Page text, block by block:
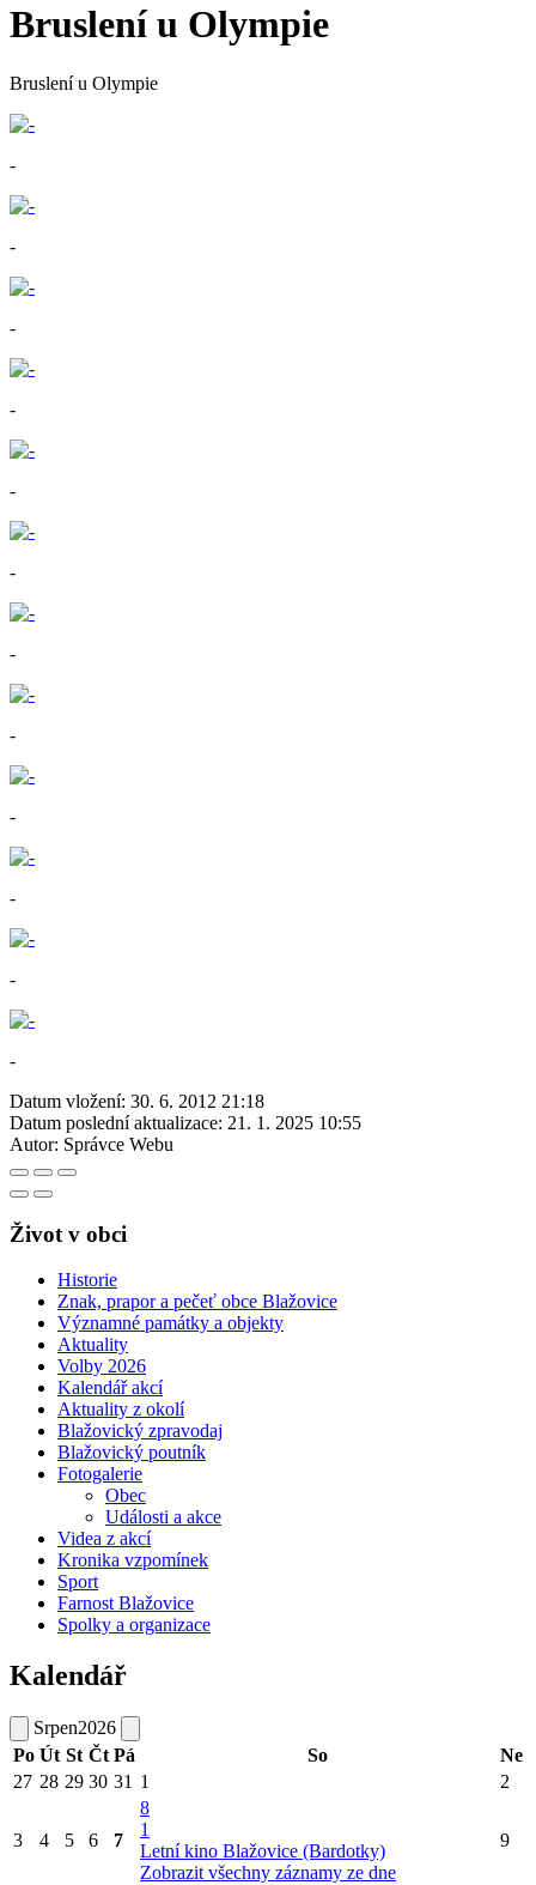
Bruslení u Olympie
Bruslení u Olympie
-
-
-
-
-
-
-
-
-
-
-
-
Datum vložení: 30. 6. 2012 21:18
Datum poslední aktualizace: 21. 1. 2025 10:55
Autor: Správce Webu
Život v obci
Historie
Znak, prapor a pečeť obce Blažovice
Významné památky a objekty
Aktuality
Volby 2026
Kalendář akcí
Aktuality z okolí
Blažovický zpravodaj
Blažovický poutník
Fotogalerie
Obec
Události a akce
Videa z akcí
Kronika vzpomínek
Sport
Farnost Blažovice
Spolky a organizace
Kalendář
Srpen2026
Po Út St Čt Pá So
Ne
27 28 29 30 31 1 2
3 4 5 6 7
8
1
Letní kino Blažovice (Bardotky)
Zobrazit všechny záznamy ze dne
9